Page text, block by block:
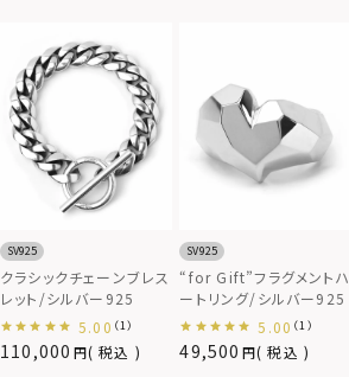
SV925
クラシックチェーンブレス
レット/シルバー925
5.00 （1）
110,000 税込
SV925
“for Gift”フラグメントハ
ートリング/シルバー925
5.00 （1）
49,500 税込